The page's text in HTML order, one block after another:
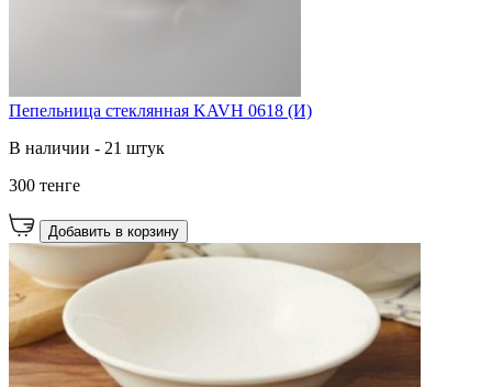
Пепельница стеклянная KAVH 0618 (И)
В наличии - 21 штук
300 тенге
Добавить в корзину